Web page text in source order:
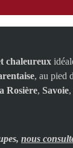
chaleureux
, au pied
Rosière, Savoie,
nous